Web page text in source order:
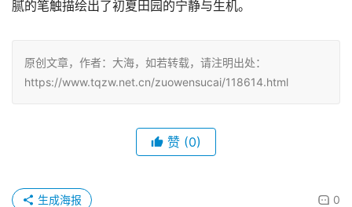
腻的笔触描绘出了初夏田园的宁静与生机。
原创文章，作者：大海，如若转载，请注明出处：
https://www.tqzw.net.cn/zuowensucai/118614.html
赞 (0)
0
生成海报